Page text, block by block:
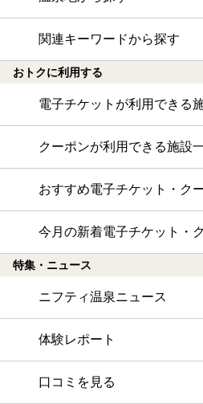
関連キーワードから探す
おトクに利用する
電子チケットが利用できる
クーポンが利用できる施設
おすすめ電子チケット・ク
今月の新着電子チケット・
特集・ニュース
ニフティ温泉ニュース
体験レポート
口コミを見る